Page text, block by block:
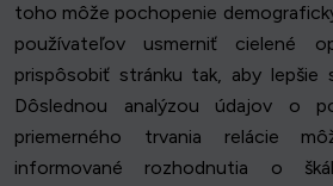
toho môže pochopenie
používateľov usmerniť cielené
prispôsobiť stránku tak, aby lepšie
Dôslednou analýzou údajov o
priemerného trvania relácie
informované rozhodnutia o